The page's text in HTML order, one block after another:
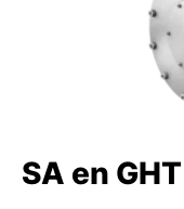
SA en GHT